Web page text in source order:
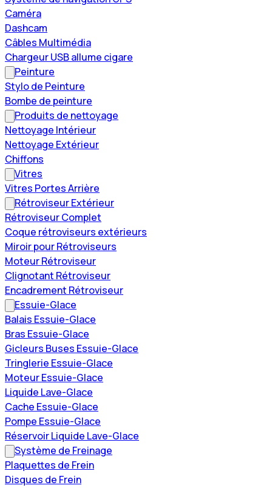
Caméra
Dashcam
Câbles Multimédia
Chargeur USB allume cigare
Peinture
Stylo de Peinture
Bombe de peinture
Produits de nettoyage
Nettoyage Intérieur
Nettoyage Extérieur
Chiffons
Vitres
Vitres Portes Arrière
Rétroviseur Extérieur
Rétroviseur Complet
Coque rétroviseurs extérieurs
Miroir pour Rétroviseurs
Moteur Rétroviseur
Clignotant Rétroviseur
Encadrement Rétroviseur
Essuie-Glace
Balais Essuie-Glace
Bras Essuie-Glace
Gicleurs Buses Essuie-Glace
Tringlerie Essuie-Glace
Moteur Essuie-Glace
Liquide Lave-Glace
Cache Essuie-Glace
Pompe Essuie-Glace
Réservoir Liquide Lave-Glace
Système de Freinage
Plaquettes de Frein
Disques de Frein